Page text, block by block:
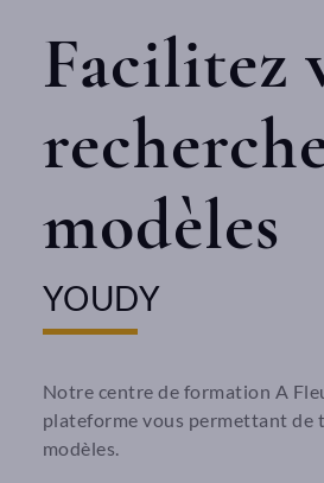
Facilitez
modèles
YOUDY
Notre centre de formation A
plateforme vous permettant de
modèles.